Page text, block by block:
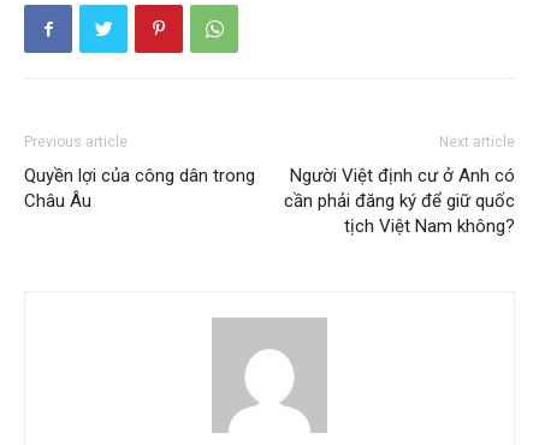
Previous article
Quyền lợi của công dân trong
Châu Âu
Next article
Người Việt định cư ở Anh có
cần phải đăng ký để giữ quốc
tịch Việt Nam không?